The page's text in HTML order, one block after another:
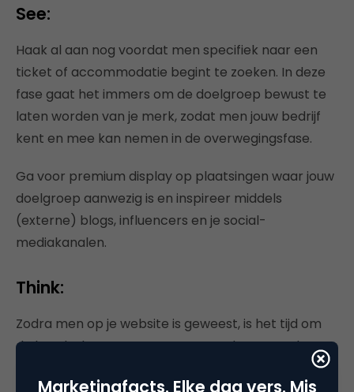
See:
Haak al aan nog voordat men specifiek naar een
ticket of accommodatie begint te zoeken. In deze
fase gaat het immers om de doelgroep bewust te
laten worden van je merk, zodat men jouw bedrijf
kent en mee kan nemen in de overwegingsfase.
Ga voor premium display op plaatsingen waar jouw
doelgroep aanwezig is en inspireer middels
(externe) blogs, influencers en je social-
mediakanalen.
Think:
Zodra men op je website is geweest, is het tijd om
de boodschap aan te passen aan de getoonde
interesse. Heeft iemand interesse getoond in een
Marketingfacts. Elke dag vers. Mis